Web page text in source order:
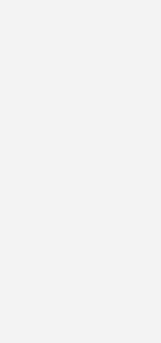
Räume
lehnte
das auf die
München
Mieter seien
Stufe zu
die Mieter der
um den
von ihnen nicht
trägt die